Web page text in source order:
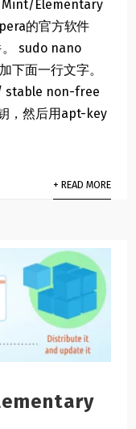
Elementary
的官方软件
sudo nano
面一行文字。
stable non-free
，然后用apt-key
+ READ MORE